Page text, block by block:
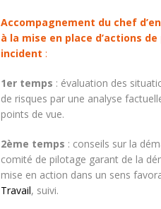
Accompagnement du chef
à la mise en place d’actions
incident :
1er temps : évaluation des
de risques par une analyse
points de vue.
2ème temps : conseils sur la
comité de pilotage garant de la
mise en action dans un sens
Travail, suivi.